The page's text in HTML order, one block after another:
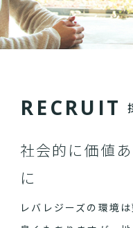
RECRU IT
社会的に価値
に
レバレジーズの環境